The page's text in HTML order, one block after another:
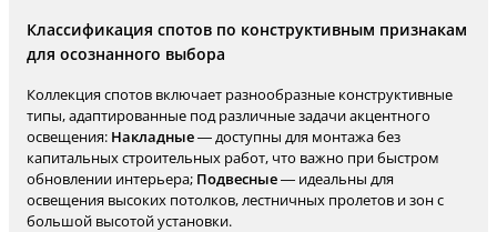
Классификация спотов по конструктивным признакам
для осознанного выбора
Коллекция спотов включает разнообразные конструктивные
типы, адаптированные под различные задачи акцентного
освещения: Накладные— доступны для монтажа без
капитальных строительных работ, что важно при быстром
обновлении интерьера; Подвесные— идеальны для
освещения высоких потолков, лестничных пролетов и зон с
большой высотой установки.